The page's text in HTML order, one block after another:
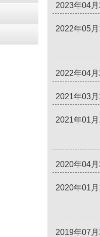
2023年04
2022年05
2022年04
2021年03
2021年01
2020年04
2020年01
2019年07